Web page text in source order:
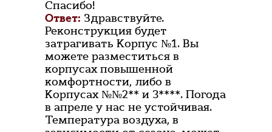
Спасибо!
Ответ: Здравствуйте.
Реконструкция будет
затрагивать Корпус №1. Вы
можете разместиться в
корпусах повышенной
комфортности, либо в
Корпусах №№2** и 3****. Погода
в апреле у нас не устойчивая.
Температура воздуха, в